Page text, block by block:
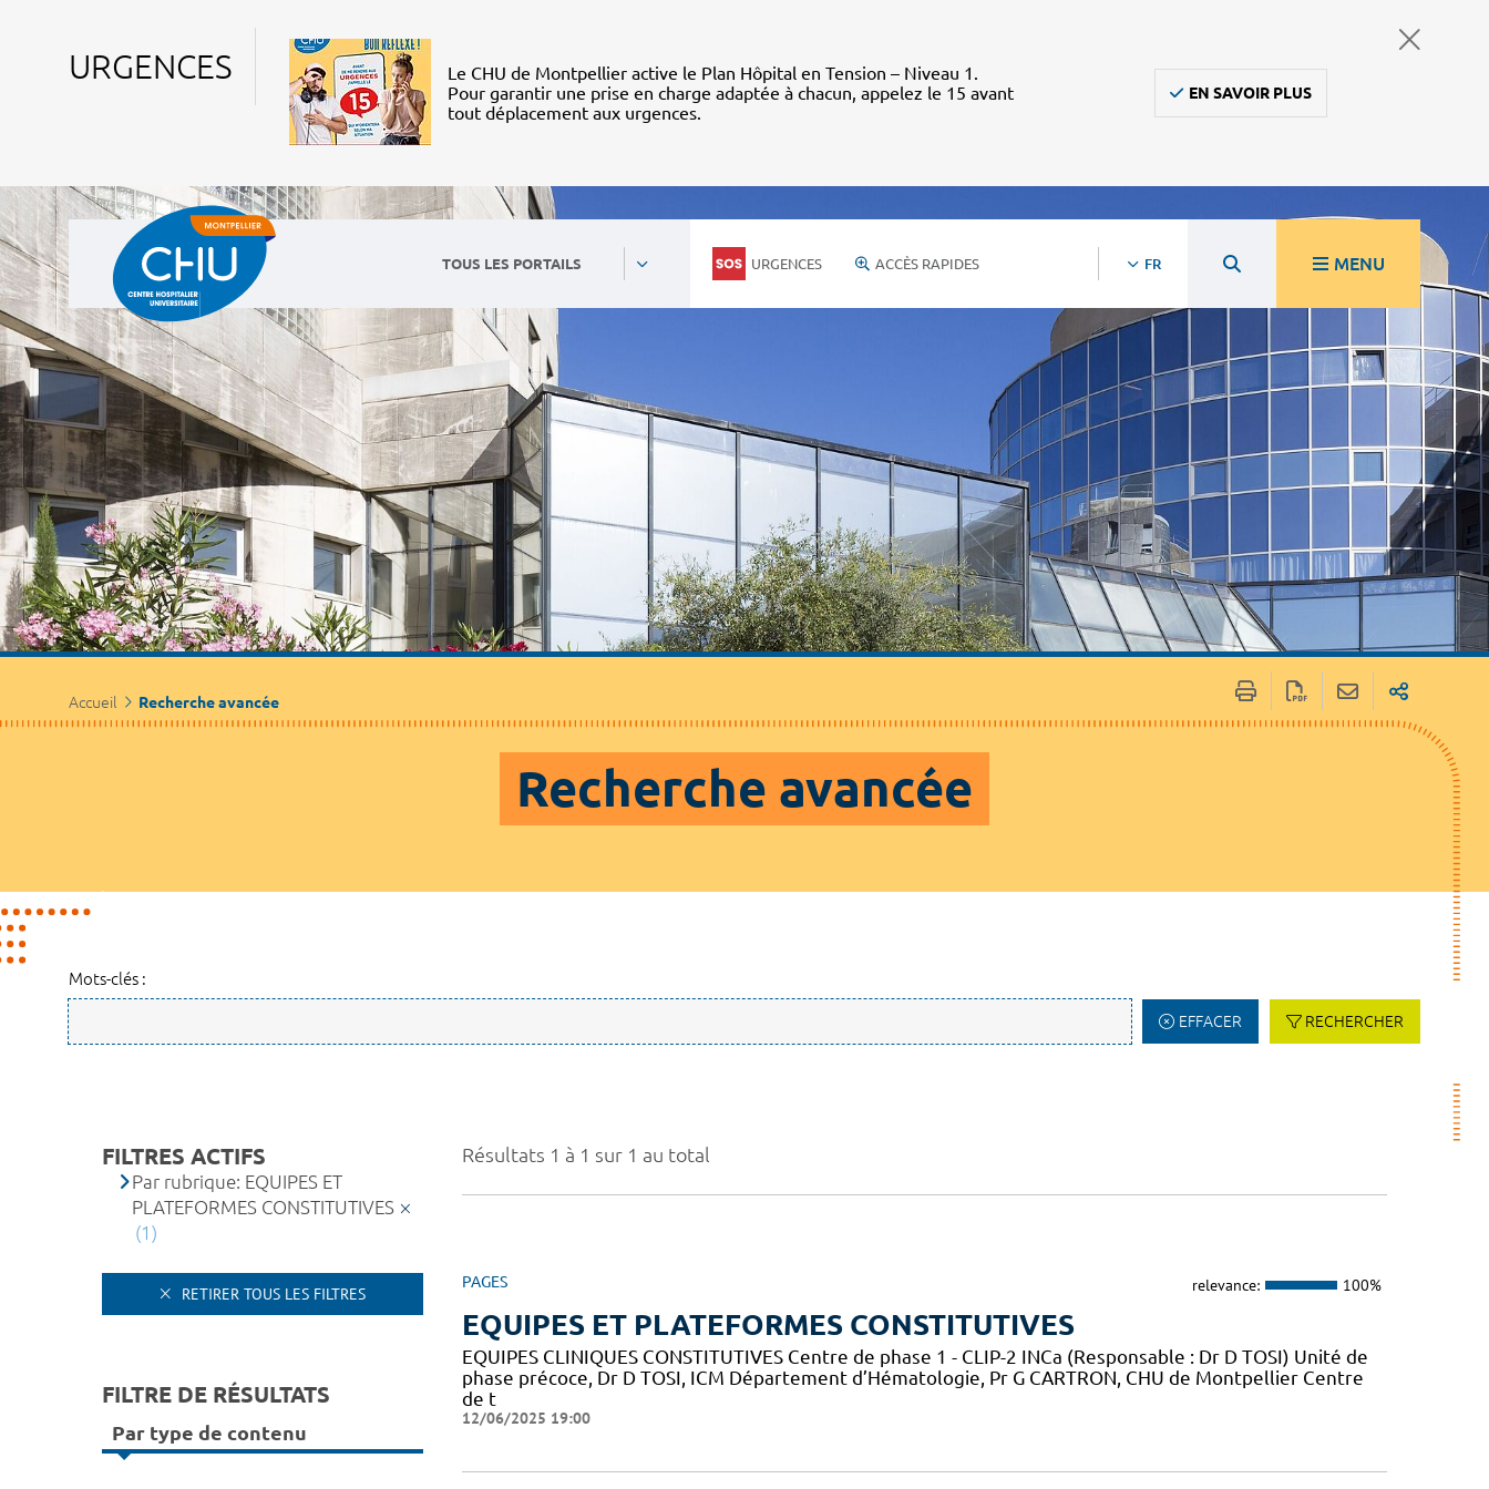
URGENCES
Le CHU de Montpellier active le Plan Hôpital en Tension – Niveau 1.
Pour garantir une prise en charge adaptée à chacun, appelez le 15 avant
tout déplacement aux urgences.
EN SAVOIR PLUS
TOUS LES PORTAILS URGENCES ACCÈS RAPIDES FR MENU
Accueil Recherche avancée
Recherche avancée
Mots-clés :
EFFACER RECHERCHER
Résultats 1 à 1 sur 1 au total
PAGES relevance: 100%
EQUIPES ET PLATEFORMES CONSTITUTIVES
EQUIPES CLINIQUES CONSTITUTIVES Centre de phase 1 - CLIP-2 INCa (Responsable : Dr D TOSI) Unité de
phase précoce, Dr D TOSI, ICM Département d’Hématologie, Pr G CARTRON, CHU de Montpellier Centre
de t
12/06/2025 19:00
FILTRES ACTIFS
Par rubrique: EQUIPES ET
PLATEFORMES CONSTITUTIVES
(1)
RETIRER TOUS LES FILTRES
FILTRE DE RÉSULTATS
Par type de contenu